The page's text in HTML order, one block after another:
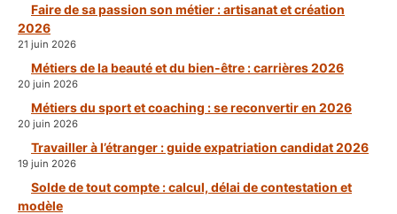
Faire de sa passion son métier : artisanat et création
2026
21 juin 2026
Métiers de la beauté et du bien-être : carrières 2026
20 juin 2026
Métiers du sport et coaching : se reconvertir en 2026
20 juin 2026
Travailler à l’étranger : guide expatriation candidat 2026
19 juin 2026
Solde de tout compte : calcul, délai de contestation et
modèle